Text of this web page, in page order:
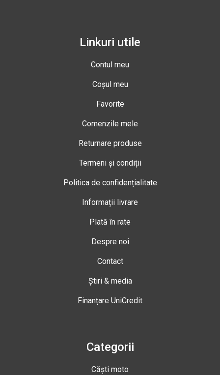
Linkuri utile
Contul meu
Coșul meu
Favorite
Comenzile mele
Returnare produse
Termeni și condiții
Politica de confidențialitate
Informații livrare
Plată în rate
Despre noi
Contact
Știri & media
Finanțare UniCredit
Categorii
Căști moto